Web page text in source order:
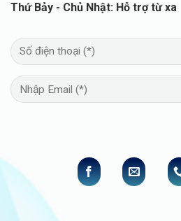
Thứ Bảy - Chủ Nhật: Hỗ trợ từ xa